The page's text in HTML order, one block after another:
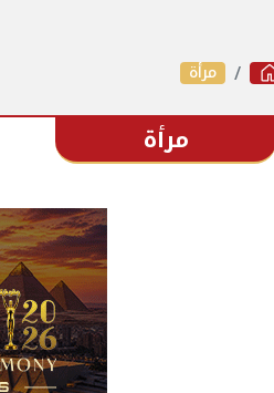
مرأة
مرأة